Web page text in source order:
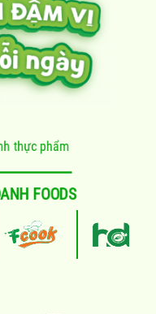
thực phẩm
FOODS